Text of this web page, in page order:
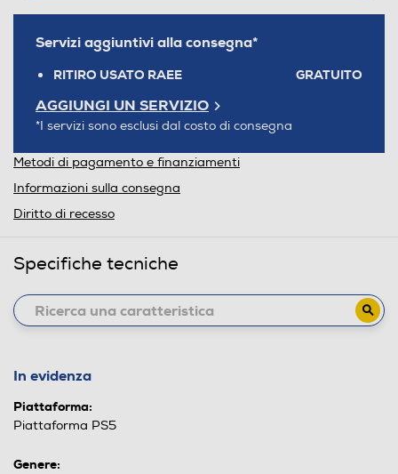
Servizi aggiuntivi alla consegna*
RITIRO USATO RAEE GRATUITO
AGGIUNGI UN SERVIZIO
*I servizi sono esclusi dal costo di consegna
Metodi di pagamento e finanziamenti
Informazioni sulla consegna
Diritto di recesso
Specifiche tecniche
In evidenza
Piattaforma:
Piattaforma PS5
Genere: